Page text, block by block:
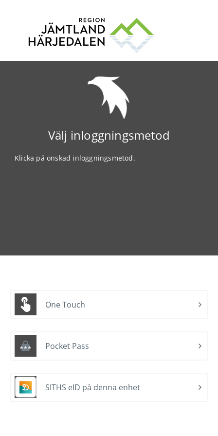
Välj inloggningsmetod
Klicka på önskad inloggningsmetod.
One Touch
Pocket Pass
SITHS eID på denna enhet